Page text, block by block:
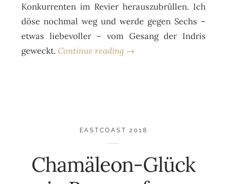
Konkurrenten im Revier herauszubrüllen. Ich
döse nochmal weg und werde gegen Sechs –
etwas liebevoller – vom Gesang der Indris
geweckt. Continue reading →
EASTCOAST 2018
Chamäleon-Glück